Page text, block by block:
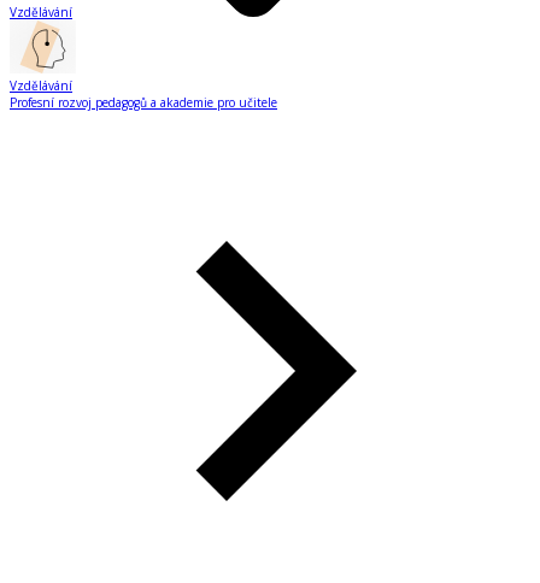
Vzdělávání
Vzdělávání
Profesní rozvoj pedagogů a akademie pro učitele